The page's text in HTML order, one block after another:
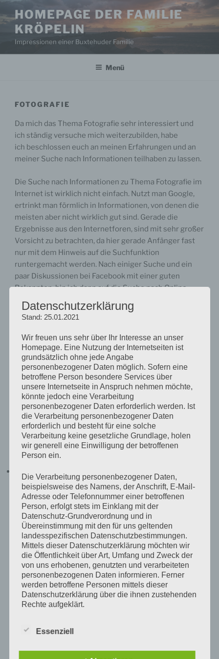
Inhalt
springen
HOMEPAGE DER FAMILIE
KRÖPELIN
Impressionen einer Buxtehuder Familie
Menü
FOTOGRAFIE
Da mich das Thema Fotografie sehr interessiert und
ich ständig versuche mich weiterzubilden, habe
ich beschlossen euch an meinen Erfahrungen und an
meiner Suche nach Informationen teilhaben zu lassen.
Die Suche nach Informationen zu Thema Fotografie im
Internet ist wirklich nicht einfach. Nutzt man Google,
ertrinkt man förmlich in Informationen, von denen die
meisten aber nicht wirklich gut sind. Gerade die
Ergebnisse aus den Internetforen, sind mit sehr großer
Vorsicht zu betrachten, da hier gerade Anfänger fast
nur mit dem Hinweis auf die Suchfunktion
runtergemacht werden. Nach einiger Suche und ein
paar Diskussionen bei Facebook mit einer guten
Bekannten, bin ich dann auf die Suche nach Online-
einfach zu sein, die Spreu vom Weizen zu trennen. Wie
Fotolehrgang ist und was nicht. Einer der besseren
Fotolehrgänge scheint der
aufhttp://www.fotolehrgang.dezu sein. Die
Informationen, die ich auf dieser Internetseite
gefunden habe, haben mir ein gewisses
Grundverständnis im Bereich der Fotografie vermittelt.
Fotolehrgänge:
Der Fotolehrgang im Internet ist eine Internetseite, auf
der eine Onlineversion eines Fotobuches verfügbar
gemacht wurde. Die Onlineversion kann gratis genutzt
werden und enthält sehr viele Informationen rund um
die Fotografie.
Schreibe einen Kommentar
Deine E-Mail-Adresse wird nicht veröffentlicht.
Erforderliche Felder sind mit *markiert
Datenschutzerklärung
Stand: 25.01.2021
Wir freuen uns sehr über Ihr Interesse an unser
Homepage. Eine Nutzung der Internetseiten ist
grundsätzlich ohne jede Angabe
personenbezogener Daten möglich. Sofern eine
betroffene Person besondere Services über
unsere Internetseite in Anspruch nehmen möchte,
könnte jedoch eine Verarbeitung
personenbezogener Daten erforderlich werden. Ist
die Verarbeitung personenbezogener Daten
erforderlich und besteht für eine solche
Verarbeitung keine gesetzliche Grundlage, holen
wir generell eine Einwilligung der betroffenen
Person ein.
Die Verarbeitung personenbezogener Daten,
beispielsweise des Namens, der Anschrift, E-Mail-
Adresse oder Telefonnummer einer betroffenen
Person, erfolgt stets im Einklang mit der
Datenschutz-Grundverordnung und in
Übereinstimmung mit den für uns geltenden
landesspezifischen Datenschutzbestimmungen.
Mittels dieser Datenschutzerklärung möchten wir
die Öffentlichkeit über Art, Umfang und Zweck der
von uns erhobenen, genutzten und verarbeiteten
personenbezogenen Daten informieren. Ferner
werden betroffene Personen mittels dieser
Datenschutzerklärung über die ihnen zustehenden
Rechte aufgeklärt.
Wir haben als für die Verarbeitung Verantwortlicher
zahlreiche technische und organisatorische
Essenziell